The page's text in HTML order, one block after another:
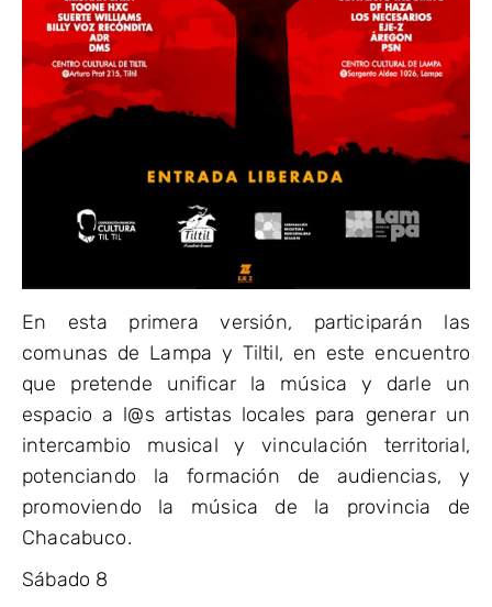
En esta primera versión, participarán las
comunas de Lampa y Tiltil, en este encuentro
que pretende unificar la música y darle un
espacio a l@s artistas locales para generar un
intercambio musical y vinculación territorial,
potenciando la formación de audiencias, y
promoviendo la música de la provincia de
Chacabuco.
Sábado 8